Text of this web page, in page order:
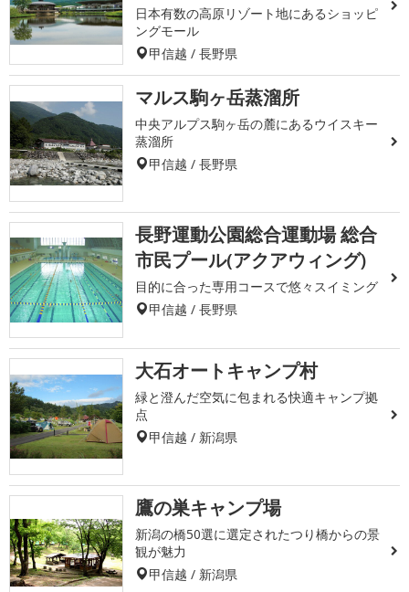
日本有数の高原リゾート地にあるショッピ
ングモール
甲信越 / 長野県
マルス駒ヶ岳蒸溜所
中央アルプス駒ヶ岳の麓にあるウイスキー
蒸溜所
甲信越 / 長野県
長野運動公園総合運動場 総合
市民プール(アクアウィング)
目的に合った専用コースで悠々スイミング
甲信越 / 長野県
大石オートキャンプ村
緑と澄んだ空気に包まれる快適キャンプ拠
点
甲信越 / 新潟県
鷹の巣キャンプ場
新潟の橋50選に選定されたつり橋からの景
観が魅力
甲信越 / 新潟県